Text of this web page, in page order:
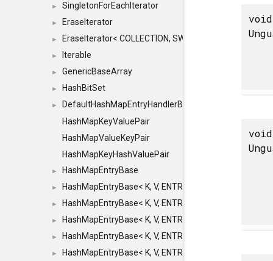
► SingletonForEachIterator
► EraseIterator
► EraseIterator< COLLECTION, SWAP_ERASE, false >
► Iterable
► GenericBaseArray
► HashBitSet
►
DefaultHashMapEntryHandlerBase
HashMapKeyValuePair
HashMapValueKeyPair
HashMapKeyHashValuePair
► HashMapEntryBase
► HashMapEntryBase< K, V, ENTRY_HANDLER,
► HashMapEntryBase< K, V, ENTRY_HANDLER,
► HashMapEntryBase< K, V, ENTRY_HANDLER,
► HashMapEntryBase< K, V, ENTRY_HANDLER,
► HashMapEntryBase< K, V, ENTRY_HANDLER,
void
void